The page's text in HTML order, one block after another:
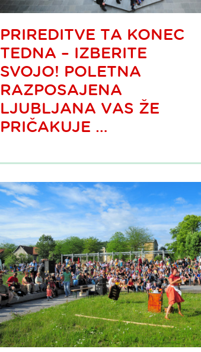
PRIREDITVE TA KONEC
TEDNA – IZBERITE
SVOJO! POLETNA
RAZPOSAJENA
LJUBLJANA VAS ŽE
PRIČAKUJE …